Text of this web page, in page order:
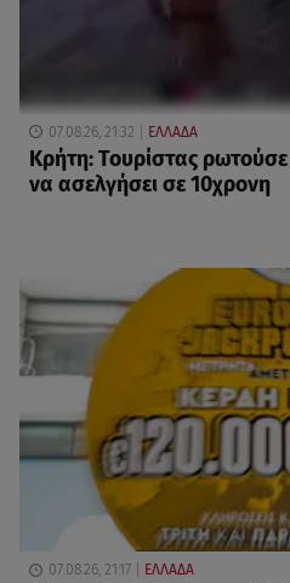
07.08.26, 21:32 ΕΛΛΑΔΑ
Κρήτη: Τουρίστας
να ασελγήσει σε 10χρονη
07.08.26, 21:17 ΕΛΛΑΔΑ